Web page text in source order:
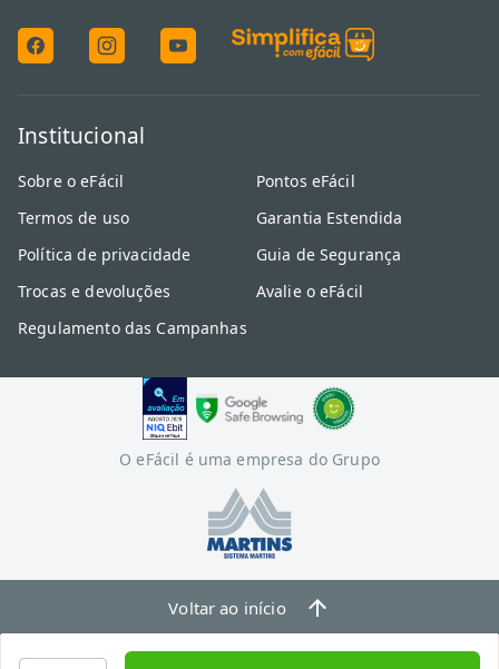
Institucional
Sobre o eFácil
Termos de uso
Política de privacidade
Trocas e devoluções
Regulamento das Campanhas
Pontos eFácil
Garantia Estendida
Guia de Segurança
Avalie o eFácil
O eFácil é uma empresa do Grupo
Voltar ao início